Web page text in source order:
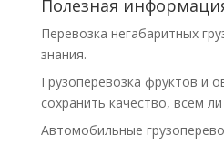
Полезная
Перевозка негабаритных
знания.
Грузоперевозка фруктов и
сохранить качество, всем
Автомобильные